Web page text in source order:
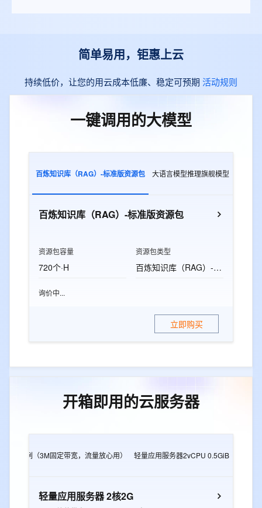
简单易用，钜惠上云
持续低价，让您的用云成本低廉、稳定可预期 活动规则
一键调用的大模型
百炼知识库（RAG）-标准版资源包 大语言模型推理旗舰模型
百炼知识库（RAG）-标准版资源包
资源包容量
720个·H
资源包类型
百炼知识库（RAG）-标准版资源包
询价中...
立即购买
开箱即用的云服务器
e实例（3M固定带宽，流量放心用） 轻量应用服务器2vCPU 0.5GiB
轻量应用服务器 2核2G